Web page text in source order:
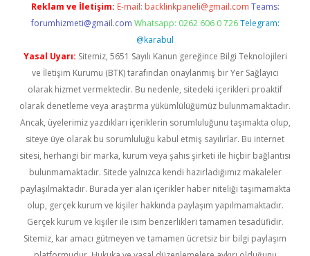
Reklam ve İletişim: E-mail: backlinkpaneli@gmail.com Teams:
forumhizmeti@gmail.com Whatsapp: 0262 606 0 726 Telegram:
@karabul
Yasal Uyarı: Sitemiz, 5651 Sayılı Kanun gereğince Bilgi Teknolojileri
ve İletişim Kurumu (BTK) tarafından onaylanmış bir Yer Sağlayıcı
olarak hizmet vermektedir. Bu nedenle, sitedeki içerikleri proaktif
olarak denetleme veya araştırma yükümlülüğümüz bulunmamaktadır.
Ancak, üyelerimiz yazdıkları içeriklerin sorumluluğunu taşımakta olup,
siteye üye olarak bu sorumluluğu kabul etmiş sayılırlar. Bu internet
sitesi, herhangi bir marka, kurum veya şahıs şirketi ile hiçbir bağlantısı
bulunmamaktadır. Sitede yalnızca kendi hazırladığımız makaleler
paylaşılmaktadır. Burada yer alan içerikler haber niteliği taşımamakta
olup, gerçek kurum ve kişiler hakkında paylaşım yapılmamaktadır.
Gerçek kurum ve kişiler ile isim benzerlikleri tamamen tesadüfidir.
Sitemiz, kar amacı gütmeyen ve tamamen ücretsiz bir bilgi paylaşım